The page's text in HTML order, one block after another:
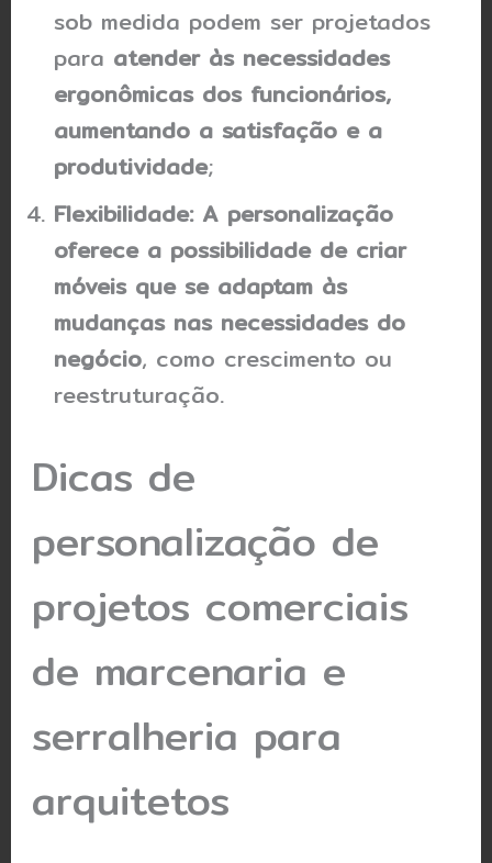
sob medida podem ser projetados
para atender às necessidades
ergonômicas dos funcionários,
aumentando a satisfação e a
produtividade;
Flexibilidade: A personalização
oferece a possibilidade de criar
móveis que se adaptam às
mudanças nas necessidades do
negócio, como crescimento ou
reestruturação.
Dicas de
personalização de
projetos comerciais
de marcenaria e
serralheria para
arquitetos